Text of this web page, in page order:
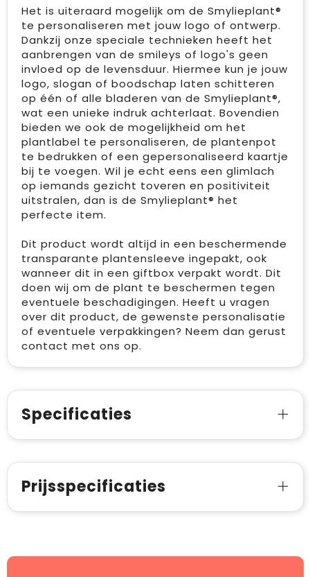
Het is uiteraard mogelijk om de Smylieplant®
te personaliseren met jouw logo of ontwerp.
Dankzij onze speciale technieken heeft het
aanbrengen van de smileys of logo's geen
invloed op de levensduur. Hiermee kun je jouw
logo, slogan of boodschap laten schitteren
op één of alle bladeren van de Smylieplant®,
wat een unieke indruk achterlaat. Bovendien
bieden we ook de mogelijkheid om het
plantlabel te personaliseren, de plantenpot
te bedrukken of een gepersonaliseerd kaartje
bij te voegen. Wil je echt eens een glimlach
op iemands gezicht toveren en positiviteit
uitstralen, dan is de Smylieplant® het
perfecte item.
Dit product wordt altijd in een beschermende
transparante plantensleeve ingepakt, ook
wanneer dit in een giftbox verpakt wordt. Dit
doen wij om de plant te beschermen tegen
eventuele beschadigingen. Heeft u vragen
over dit product, de gewenste personalisatie
of eventuele verpakkingen? Neem dan gerust
contact met ons op.
Specificaties
Prijsspecificaties